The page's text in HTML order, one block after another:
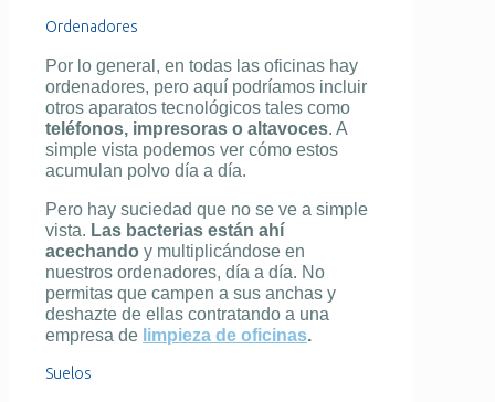
Ordenadores
Por lo general, en todas las oficinas hay
ordenadores, pero aquí podríamos incluir
otros aparatos tecnológicos tales como
teléfonos, impresoras o altavoces. A
simple vista podemos ver cómo estos
acumulan polvo día a día.
Pero hay suciedad que no se ve a simple
vista. Las bacterias están ahí
acechando y multiplicándose en
nuestros ordenadores, día a día. No
permitas que campen a sus anchas y
deshazte de ellas contratando a una
empresa de limpieza de oficinas.
Suelos